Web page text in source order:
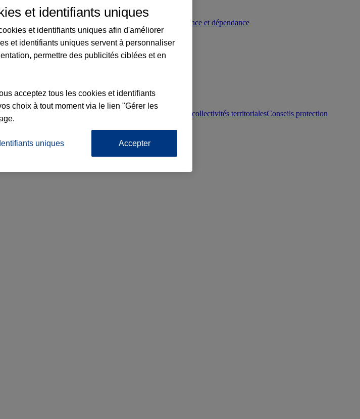
Conseils prévoyance et dépendance
Protection juridique collectivités territorialesConseils protection
et identifiants uniques
et identifiants uniques afin d'améliorer
et identifiants uniques servent à personnaliser
permettre des publicités ciblées et en
acceptez tous les cookies et identifiants
choix à tout moment via le lien "Gérer les
uniques Accepter